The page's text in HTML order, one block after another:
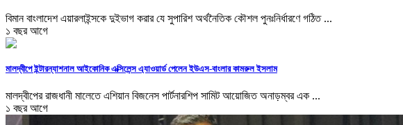
বিমান বাংলাদেশ এয়ারলাইন্সকে দুইভাগ করার যে সুপারিশ অর্থনৈতিক কৌশল পুনঃনির্ধারণে গঠিত ...
১ বছর আগে
মালদ্বীপে ইন্টারন্যাশনাল আইকোনিক এক্সিলেন্স এ্যাওয়ার্ড পেলেন ইউএস-বাংলার কামরুল ইসলাম
মালদ্বীপের রাজধানী মালেতে এশিয়ান বিজনেস পার্টনারশিপ সামিট আয়োজিত অনাড়ম্বর এক ...
১ বছর আগে